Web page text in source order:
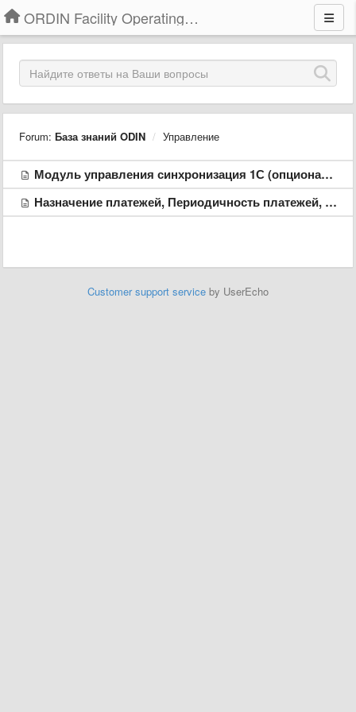
ORDIN Facility Operating System
Forum: База знаний ODIN Управление
Модуль управления синхронизация 1С (опционально)
Назначение платежей, Периодичность платежей, Валюты.
Customer support service by UserEcho